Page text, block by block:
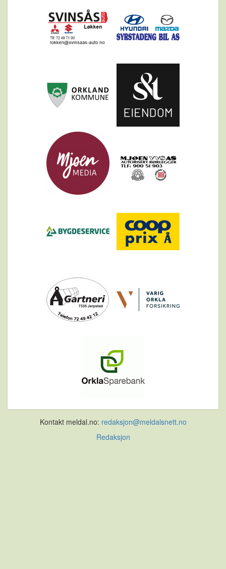
Kontakt meldal.no: redaksjon@meldalsnett.no
Redaksjon